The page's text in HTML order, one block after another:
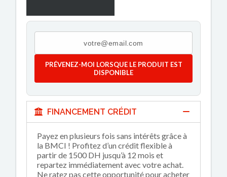
PRÉVENEZ-MOI LORSQUE LE PRODUIT EST
DISPONIBLE
FINANCEMENT CRÉDIT
Payez en plusieurs fois sans intérêts grâce à
la BMCI ! Profitez d’un crédit flexible à
partir de 1500 DH jusqu’à 12 mois et
repartez immédiatement avec votre achat.
Ne ratez pas cette opportunité pour acheter